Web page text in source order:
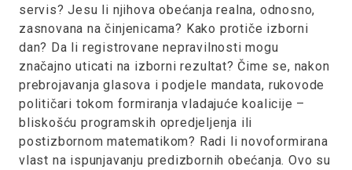
servis? Jesu li njihova obećanja realna, odnosno,
zasnovana na činjenicama? Kako protiče izborni
dan? Da li registrovane nepravilnosti mogu
značajno uticati na izborni rezultat? Čime se, nakon
prebrojavanja glasova i podjele mandata, rukovode
političari tokom formiranja vladajuće koalicije –
bliskošću programskih opredjeljenja ili
postizbornom matematikom? Radi li novoformirana
vlast na ispunjavanju predizbornih obećanja. Ovo su